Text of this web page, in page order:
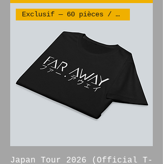
Exclusif — 60 pièces / 限定60枚
Japan Tour 2026 (Official T-